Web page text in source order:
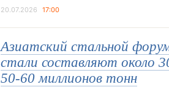
20.07.2026 17:00
Азиатский стальной
стали составляют около
50-60 миллионов тонн